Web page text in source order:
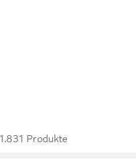
1.831 Produkte